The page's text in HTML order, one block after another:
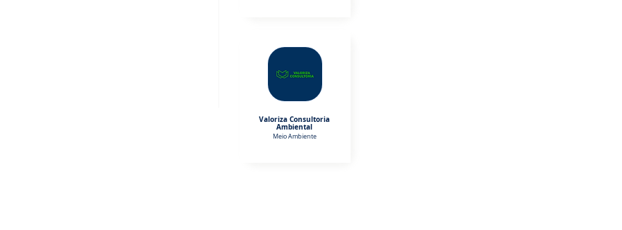
Valoriza Consultoria
Ambiental
Meio Ambiente